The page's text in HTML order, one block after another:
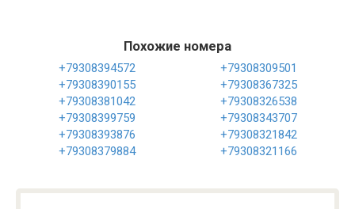
Похожие номера
+79308394572
+79308309501
+79308390155
+79308367325
+79308381042
+79308326538
+79308399759
+79308343707
+79308393876
+79308321842
+79308379884
+79308321166